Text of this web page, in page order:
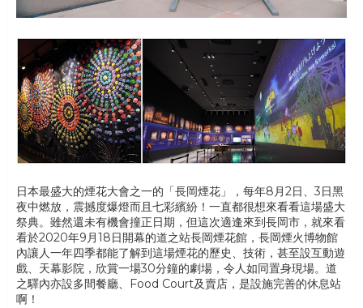
日本最盛大的煙花大會之一的「長岡煙花」，每年8月2日、3日黑
夜中燃放，震撼度爆燈而且七彩繽紛！一直都很想來看看這場盛大
祭典。雖然還未有機會撞正日期，但這次適逢來到長岡市，就來看
看於2020年9月18日開幕的道之站長岡煙花館，長岡煙火博物館
內讓人一年四季都能了解到這場煙花的歷史、技術，甚至設互動遊
戲、天幕影院，欣賞一場30分鐘的劇場，令人如同置身現場。道
之驛內亦設多間餐廳、Food Court及賣店，是設施完善的休息站
啊！